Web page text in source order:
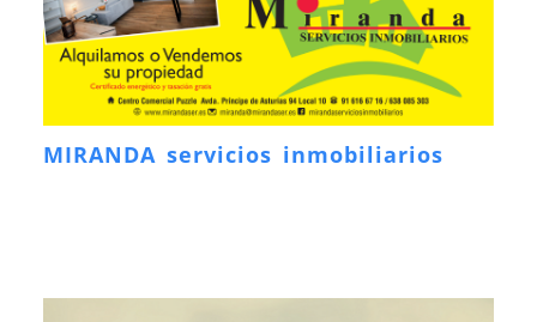
MIRANDA servicios inmobiliarios